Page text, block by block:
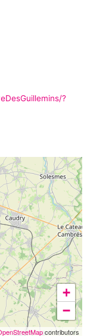
?
+
−
contributors